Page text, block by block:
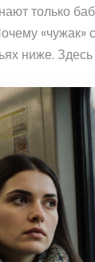
только
«чужак»
ниже. Здесь